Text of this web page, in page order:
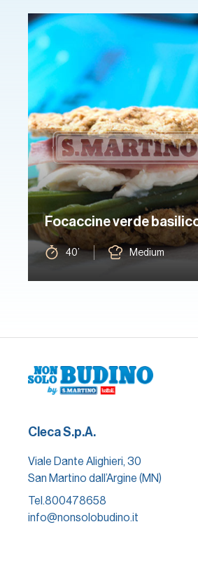
Focaccine verde
40’ Medium
Cleca S.p.A.
Viale Dante Alighieri, 30
San Martino dall’Argine (MN)
Tel.800478658
info@nonsolobudino.it